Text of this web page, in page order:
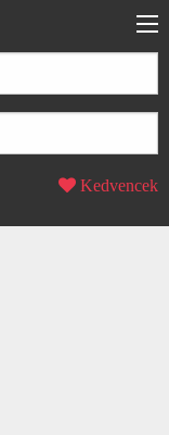
Kedvencek